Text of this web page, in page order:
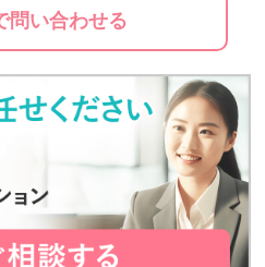
問い合わせる